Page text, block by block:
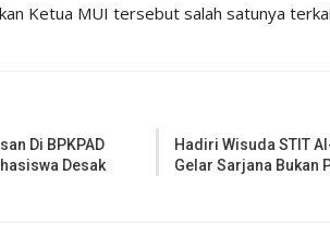
Ketua MUI tersebut salah satunya
Di BPKPAD
Desak
Hadiri Wisuda STIT
Gelar Sarjana Bukan